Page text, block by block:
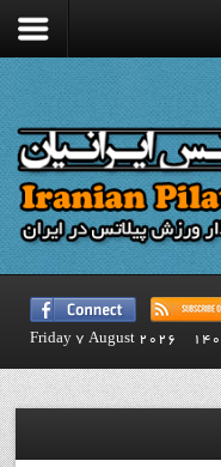
Friday 7 August 2026